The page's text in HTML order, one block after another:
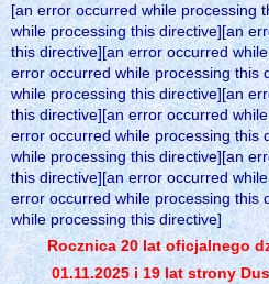
[an error occurred while processing
while processing this directive][an
this directive][an error occurred
error occurred while processing this
while processing this directive][an
this directive][an error occurred
error occurred while processing this
while processing this directive][an
this directive][an error occurred
error occurred while processing this
while processing this directive]
Rocznica 20 lat oficjalnego
01.11.2025 i 19 lat strony